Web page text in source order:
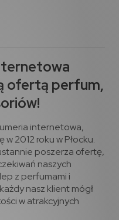
ofertą perfum,
internetowa,
w 2012 roku w Płocku.
poszerza ofertę,
naszych
z perfumami i
nasz klient mógł
w atrakcyjnych